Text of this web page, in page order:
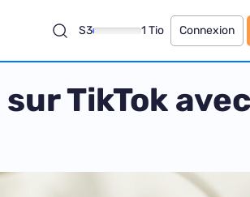
S3 1 Tio Connexion
TikTok